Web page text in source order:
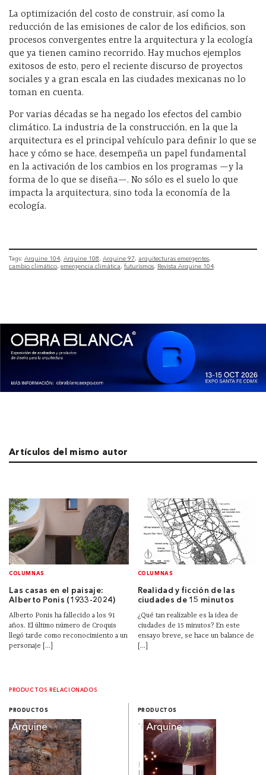
La optimización del costo de construir, así como la
reducción de las emisiones de calor de los edificios, son
procesos convergentes entre la arquitectura y la ecología
que ya tienen camino recorrido. Hay muchos ejemplos
exitosos de esto, pero el reciente discurso de proyectos
sociales y a gran escala en las ciudades mexicanas no lo
toman en cuenta.
Por varias décadas se ha negado los efectos del cambio
climático. La industria de la construcción, en la que la
arquitectura es el principal vehículo para definir lo que se
hace y cómo se hace, desempeña un papel fundamental
en la activación de los cambios en los programas —y la
forma de lo que se diseña—. No sólo es el suelo lo que
impacta la arquitectura, sino toda la economía de la
ecología.
Tags: Arquine 104 Arquine 108 Arquine 97 arquitecturas emergentes
cambio climático emergencia climática futurismos Revista Arquine 104
Artículos del mismo autor
COLUMNAS
Las casas en el paisaje:
Alberto Ponis (1933-2024)
Alberto Ponis ha fallecido a los 91
años. El último número de Croquis
llegó tarde como reconocimiento a un
personaje [...]
COLUMNAS
Realidad y ficción de las
ciudades de 15 minutos
¿Qué tan realizable es la idea de
ciudades de 15 minutos? En este
ensayo breve, se hace un balance de
[...]
PRODUCTOS RELACIONADOS
PRODUCTOS PRODUCTOS